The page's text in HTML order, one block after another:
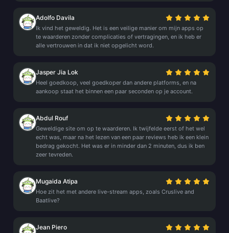
Adolfo Davila
Ik vind het geweldig. Het is een veilige manier om mijn apps op
te waarderen zonder complicaties of vertragingen, en ik heb er
alle vertrouwen in dat ik niet opgelicht word.
Jasper Jia Lok
Heel goedkoop, veel goedkoper dan andere platforms, en na
aankoop staat het binnen een paar seconden op je account.
Abdul Rouf
Geweldige site om op te waarderen. Ik twijfelde eerst of het wel
echt was, maar na het lezen van een paar reviews heb ik een klein
bedrag gekocht. Het was er in minder dan 2 minuten, dus ik ben
zeer tevreden.
Mugaida Atipa
Hoe zit het met andere live-stream apps, zoals Cruslive and
Baatlive?
Jean Piero